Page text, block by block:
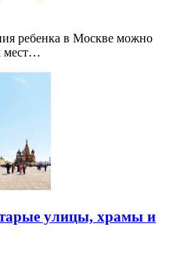
ребенка в Москве можно
мест…
улицы, храмы и